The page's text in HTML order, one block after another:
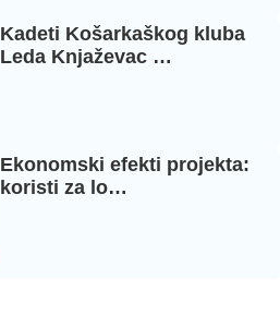
Kadeti Košarkaškog kluba
Leda Knjaževac …
Ekonomski efekti projekta:
koristi za lo…